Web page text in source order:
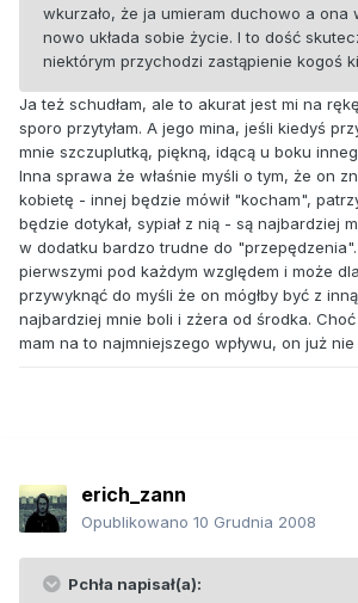
wkurzało, że ja umieram duchowo a ona
nowo układa sobie życie. I to dość
niektórym przychodzi zastąpienie kogoś
Ja też schudłam, ale to akurat jest mi na
sporo przytyłam. A jego mina, jeśli kiedyś
mnie szczuplutką, piękną, idącą u boku
Inna sprawa że właśnie myśli o tym, że on
kobietę - innej będzie mówił "kocham",
będzie dotykał, sypiał z nią - są najbardziej
w dodatku bardzo trudne do
pierwszymi pod każdym względem i może
przywyknąć do myśli że on mógłby być z
najbardziej mnie boli i zżera od środka.
mam na to najmniejszego wpływu, on już nie
erich_zann
Opublikowano 10 Grudnia 2008
Pchła napisał(a):